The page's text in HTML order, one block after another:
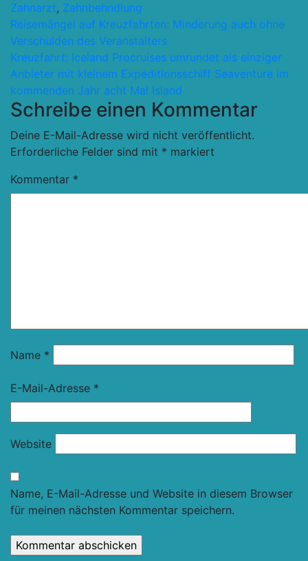
Zahnarzt, Zahnbehndlung
Beitragsnavigation
Reisemängel auf Kreuzfahrten: Minderung auch ohne
Verschulden des Veranstalters
Kreuzfahrt: Iceland Procruises umrundet als einziger
Anbieter mit kleinem Expeditionsschiff Seaventure im
kommenden Jahr acht Mal Island
Schreibe einen Kommentar
Deine E-Mail-Adresse wird nicht veröffentlicht.
Erforderliche Felder sind mit * markiert
Kommentar *
Name *
E-Mail-Adresse *
Website
Name, E-Mail-Adresse und Website in diesem Browser
für meinen nächsten Kommentar speichern.